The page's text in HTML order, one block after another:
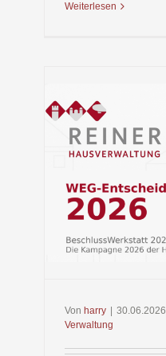
Weiterlesen
Von harry 30.06.2026
Verwaltung